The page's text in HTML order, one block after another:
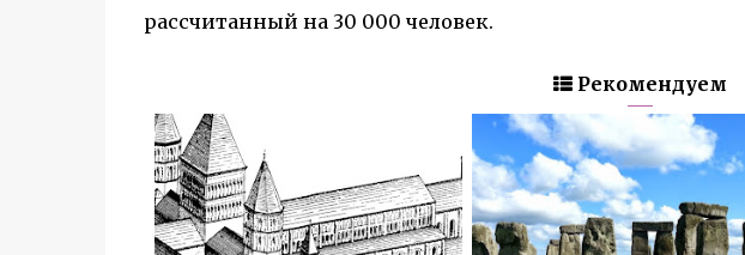
рассчитанный на 30 000 человек.
Рекомендуем